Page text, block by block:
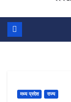
मध्य प्रदेश राज्य